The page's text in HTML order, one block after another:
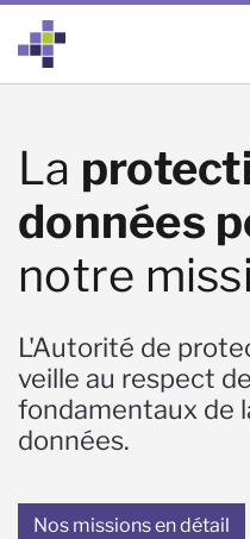
Page
La
données
notre
L'Autorité de
veille au respect
fondamentaux de
données.
Nos missions en détail